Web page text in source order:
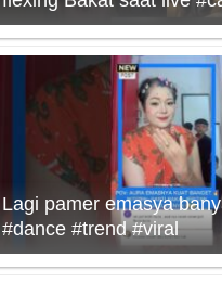
#hearts2hearts #kpop
Lagi pamer emasya
#dance #trend #viral